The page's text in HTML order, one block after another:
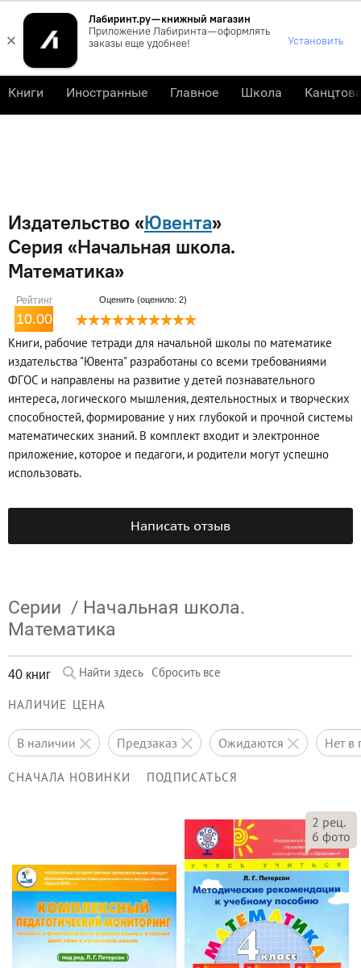
×
Лабиринт.ру — книжный магазин
Приложение Лабиринта — оформлять
заказы еще удобнее!
Установить
Издательство «Ювента»
Серия «Начальная школа.
Математика»
Рейтинг
10.00
Оценить (оценило: 2)
Книги, рабочие тетради для начальной школы по математике
издательства "Ювента" разработаны со всеми требованиями
ФГОС и направлены на развитие у детей познавательного
интереса, логического мышления, деятельностных и творческих
способностей, формирование у них глубокой и прочной системы
математических знаний. В комплект входит и электронное
приложение, которое и педагоги, и родители могут успешно
использовать.
Написать отзыв
Серии / Начальная школа.
Математика
40 книг Найти здесь Сбросить все
НАЛИЧИЕ ЦЕНА
в наличии предзаказ ожидаются нет
СНАЧАЛА НОВИНКИ ПОДПИСАТЬСЯ
2 рец.
6 фото
Книги Иностранные Главное Школа